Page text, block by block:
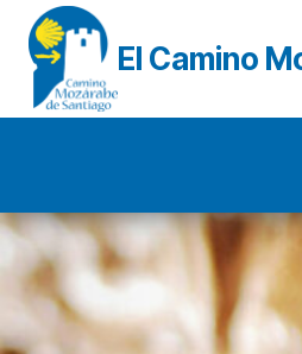
Saltar
contenido
El Camino